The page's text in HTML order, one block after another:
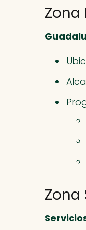
Zona
Zona